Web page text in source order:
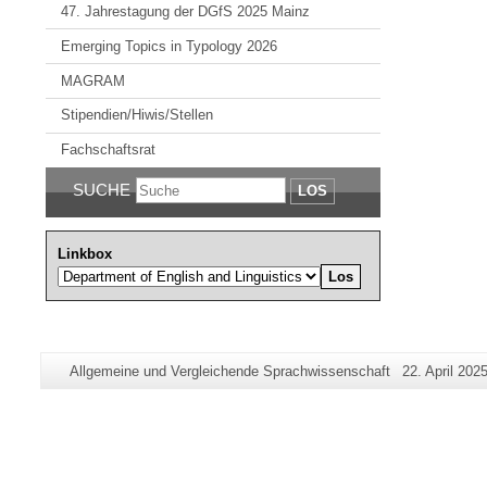
47. Jahrestagung der DGfS 2025 Mainz
Emerging Topics in Typology 2026
MAGRAM
Stipendien/Hiwis/Stellen
Fachschaftsrat
SUCHE LOS
Linkbox
Zusätzliche
Seiten-
Allgemeine und Vergleichende Sprachwissenschaft
Letzte
22. April 2025